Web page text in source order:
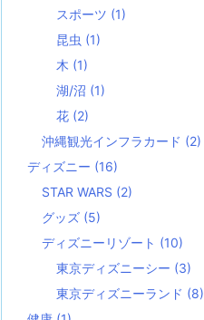
スポーツ (1)
昆虫 (1)
木 (1)
湖/沼 (1)
花 (2)
沖縄観光インフラカード (2)
ディズニー (16)
STAR WARS (2)
グッズ (5)
ディズニーリゾート (10)
東京ディズニーシー (3)
東京ディズニーランド (8)